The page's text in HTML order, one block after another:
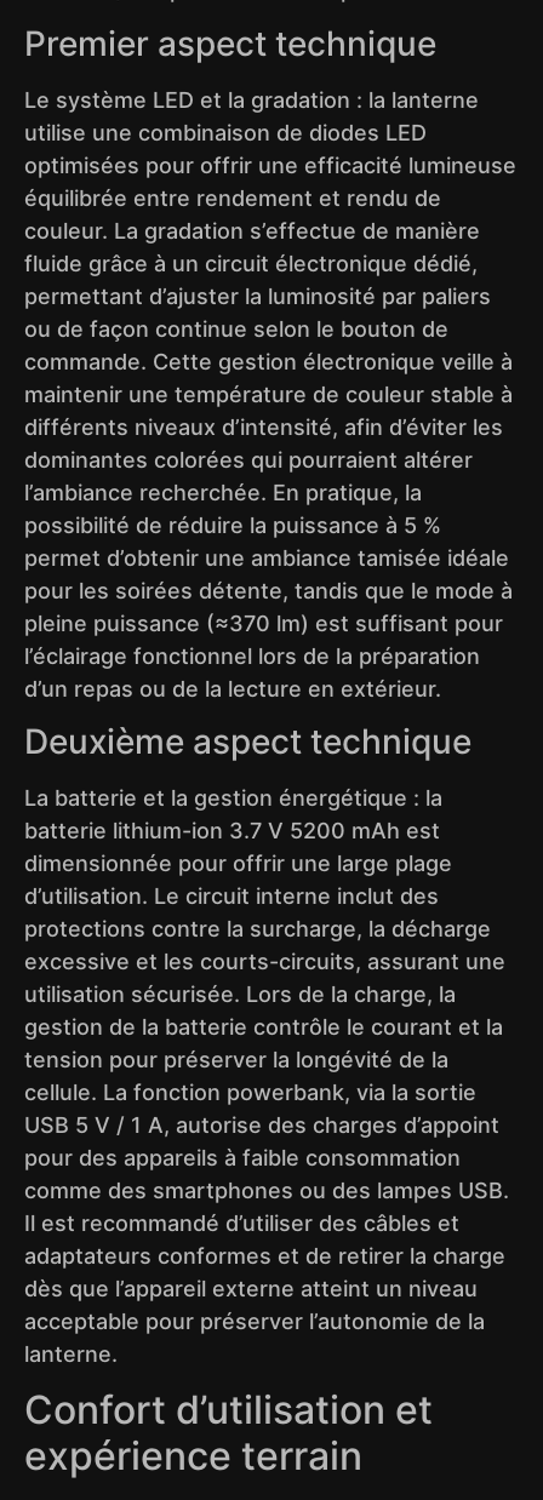
Premier aspect technique
Le système LED et la gradation : la lanterne
utilise une combinaison de diodes LED
optimisées pour offrir une efficacité lumineuse
équilibrée entre rendement et rendu de
couleur. La gradation s’effectue de manière
fluide grâce à un circuit électronique dédié,
permettant d’ajuster la luminosité par paliers
ou de façon continue selon le bouton de
commande. Cette gestion électronique veille à
maintenir une température de couleur stable à
différents niveaux d’intensité, afin d’éviter les
dominantes colorées qui pourraient altérer
l’ambiance recherchée. En pratique, la
possibilité de réduire la puissance à 5 %
permet d’obtenir une ambiance tamisée idéale
pour les soirées détente, tandis que le mode à
pleine puissance (≈370 lm) est suffisant pour
l’éclairage fonctionnel lors de la préparation
d’un repas ou de la lecture en extérieur.
Deuxième aspect technique
La batterie et la gestion énergétique : la
batterie lithium-ion 3.7 V 5200 mAh est
dimensionnée pour offrir une large plage
d’utilisation. Le circuit interne inclut des
protections contre la surcharge, la décharge
excessive et les courts-circuits, assurant une
utilisation sécurisée. Lors de la charge, la
gestion de la batterie contrôle le courant et la
tension pour préserver la longévité de la
cellule. La fonction powerbank, via la sortie
USB 5 V / 1 A, autorise des charges d’appoint
pour des appareils à faible consommation
comme des smartphones ou des lampes USB.
Il est recommandé d’utiliser des câbles et
adaptateurs conformes et de retirer la charge
dès que l’appareil externe atteint un niveau
acceptable pour préserver l’autonomie de la
lanterne.
Confort d’utilisation et
expérience terrain